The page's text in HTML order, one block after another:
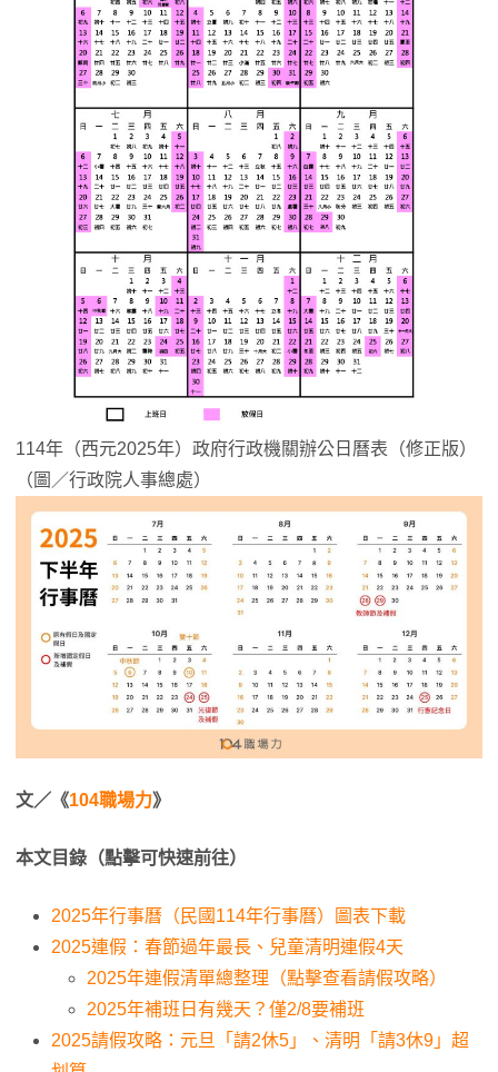
114年（西元2025年）政府行政機關辦公日曆表（修正版）
（圖／行政院人事總處）
文／《104職場力》
本文目錄（點擊可快速前往）
2025年行事曆（民國114年行事曆）圖表下載
2025連假：春節過年最長、兒童清明連假4天
2025年連假清單總整理（點擊查看請假攻略）
2025年補班日有幾天？僅2/8要補班
2025請假攻略：元旦「請2休5」、清明「請3休9」超